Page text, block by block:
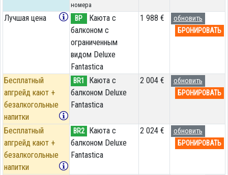
номера
Лучшая цена BP
Каюта с
балконом c
ограниченным
видом Deluxe
Fantastica
1 988 €
обновить
БРОНИРОВАТЬ
Бесплатный
апгрейд кают +
безалкогольные
напитки
BR1
Каюта с
балконом Deluxe
Fantastica
2 004 €
обновить
БРОНИРОВАТЬ
Бесплатный
апгрейд кают +
безалкогольные
напитки
BR2
Каюта с
балконом Deluxe
Fantastica
2 024 €
обновить
БРОНИРОВАТЬ